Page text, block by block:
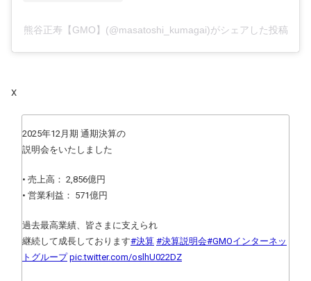
熊谷正寿【GMO】(@masatoshi_kumagai)がシェアした投稿
X
2025年12月期 通期決算の
説明会をいたしました
• 売上高： 2,856億円
• 営業利益： 571億円
過去最高業績、皆さまに支えられ
継続して成長しております#決算 #決算説明会#GMOインターネッ
トグループ pic.twitter.com/oslhU022DZ